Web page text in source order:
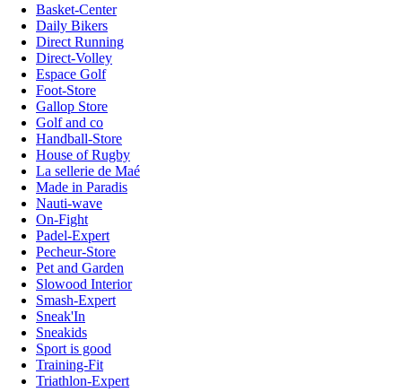
Basket-Center
Daily Bikers
Direct Running
Direct-Volley
Espace Golf
Foot-Store
Gallop Store
Golf and co
Handball-Store
House of Rugby
La sellerie de Maé
Made in Paradis
Nauti-wave
On-Fight
Padel-Expert
Pecheur-Store
Pet and Garden
Slowood Interior
Smash-Expert
Sneak'In
Sneakids
Sport is good
Training-Fit
Triathlon-Expert